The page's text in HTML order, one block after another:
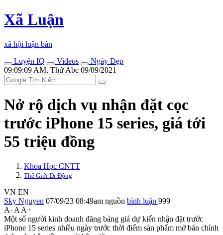
Xã Luận
xã hội luận bàn
Luyện IQ
Videos
Ngày Đẹp
09:09:09 AM, Thứ Abc 09/09/2021
Nở rộ dịch vụ nhận đặt cọc
trước iPhone 15 series, giá tới
55 triệu đồng
Khoa Học CNTT
Thế Giới Di Động
VN EN
Sky Nguyen 07/09/23 08:49am nguồn bình luận 999
A- A A+
Một số người kinh doanh đăng bảng giá dự kiến nhận đặt trước
iPhone 15 series nhiều ngày trước thời điểm sản phẩm mở bán chính